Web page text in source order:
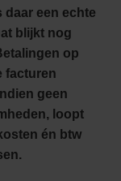
daar een echte
blijkt nog
op
facturen
geen
loopt
én btw